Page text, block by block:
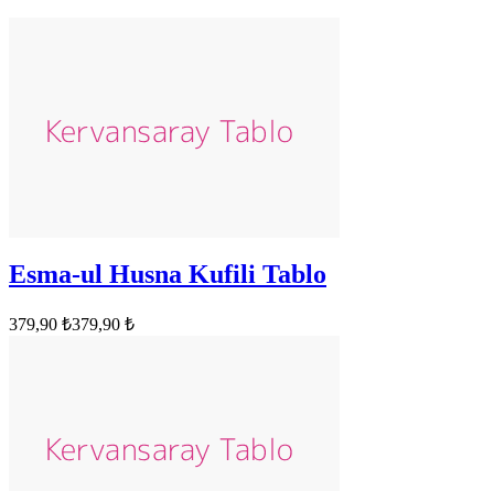
Esma-ul Husna Kufili Tablo
379,90 ₺379,90 ₺